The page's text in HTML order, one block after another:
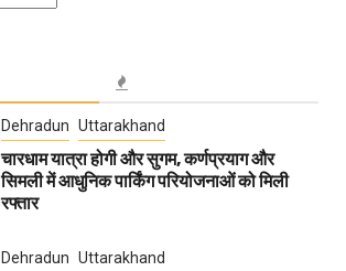
Dehradun Uttarakhand
चारधाम यात्रा होगी और सुगम, कर्णप्रयाग और
सिमली में आधुनिक पार्किंग परियोजनाओं को मिली
रफ्तार
Dehradun Uttarakhand